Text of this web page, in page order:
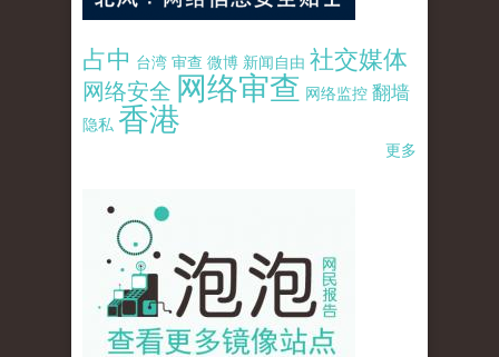
占中 台湾 审查 微博 新闻自由 社交媒体
网络安全 网络审查 网络监控 翻墙
隐私 香港
更多
pao-pao-banner-mirror-site-120814.jpg